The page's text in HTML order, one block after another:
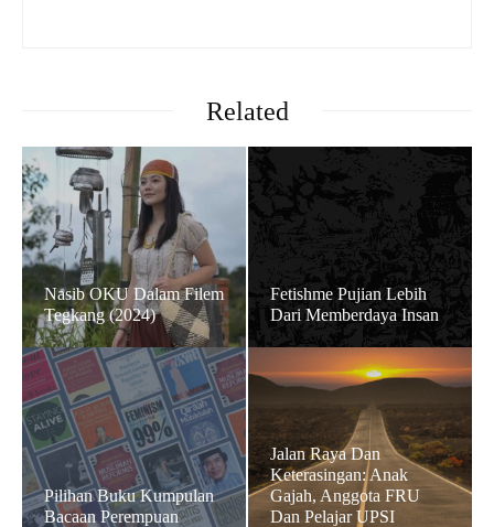
Related
Nasib OKU Dalam Filem
Tegkang (2024)
Fetishme Pujian Lebih
Dari Memberdaya Insan
Pilihan Buku Kumpulan
Bacaan Perempuan
Jalan Raya Dan
Keterasingan: Anak
Gajah, Anggota FRU
Dan Pelajar UPSI